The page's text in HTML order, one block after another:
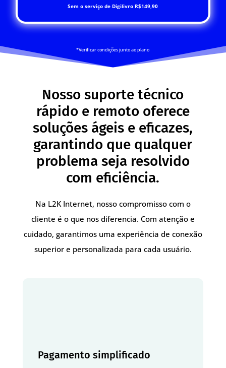
Sem o serviço de Digilivro R$149,90
*Verificar condições junto ao plano
Nosso suporte técnico
rápido e remoto oferece
soluções ágeis e eficazes,
garantindo que qualquer
problema seja resolvido
com eficiência.
Na L2K Internet, nosso compromisso com o
cliente é o que nos diferencia. Com atenção e
cuidado, garantimos uma experiência de conexão
superior e personalizada para cada usuário.
Pagamento simplificado